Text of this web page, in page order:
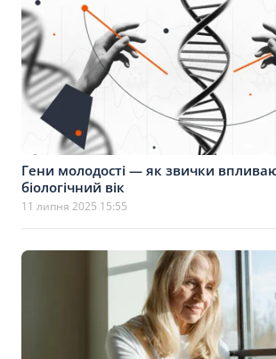
Гени молодості — як звички
біологічний вік
11 липня 2025 15:55